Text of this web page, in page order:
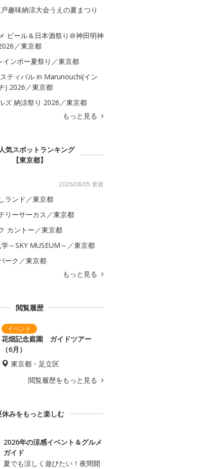
趣味納涼大会うえの夏まつり
ビール＆日本酒祭り＠神田明神
／東京都
インボー夏祭り／東京都
ティバル in Marunouchi(イン
) 2026／東京都
ズ 納涼祭り 2026／東京都
もっと見る
気スポットランキング
【東京都】
2026/08/05 更新
ランド／東京都
リーサーカス／東京都
カントー／東京都
学～SKY MUSEUM～／東京都
ーク／東京都
もっと見る
閲覧履歴
花畑記念庭園 ガイドツアー
（6月）
東京都・足立区
閲覧履歴をもっと見る
休みをもっと楽しむ
2026年の涼感イベント＆グルメ
ガイド
夏でも涼しく遊びたい！夜間開